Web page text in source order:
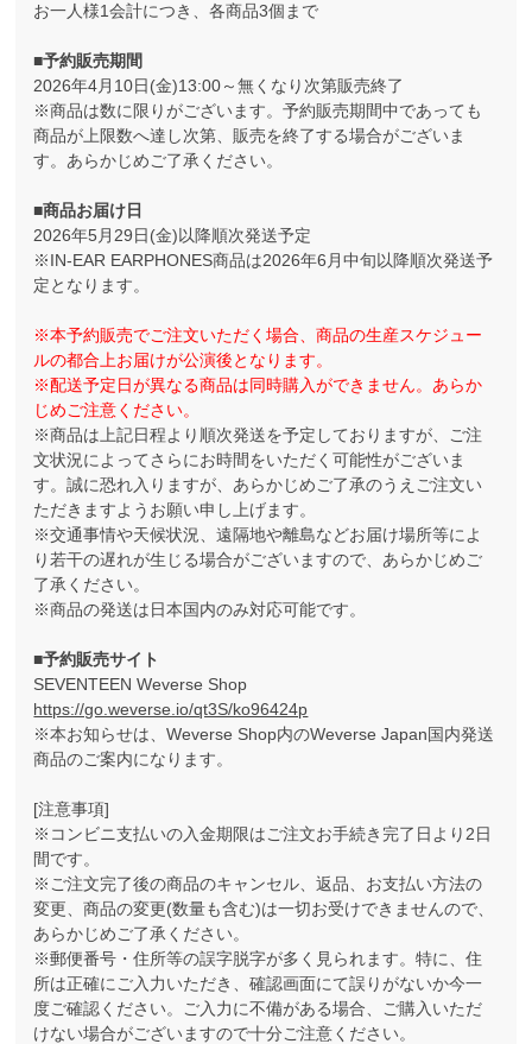
お一人様1会計につき、各商品3個まで
■予約販売期間
2026年4月10日(金)13:00～無くなり次第販売終了
※商品は数に限りがございます。予約販売期間中であっても
商品が上限数へ達し次第、販売を終了する場合がございま
す。あらかじめご了承ください。
■商品お届け日
2026年5月29日(金)以降順次発送予定
※IN-EAR EARPHONES商品は2026年6月中旬以降順次発送予
定となります。
※本予約販売でご注文いただく場合、商品の生産スケジュー
ルの都合上お届けが公演後となります。
※配送予定日が異なる商品は同時購入ができません。あらか
じめご注意ください。
※商品は上記日程より順次発送を予定しておりますが、ご注
文状況によってさらにお時間をいただく可能性がございま
す。誠に恐れ入りますが、あらかじめご了承のうえご注文い
ただきますようお願い申し上げます。
※交通事情や天候状況、遠隔地や離島などお届け場所等によ
り若干の遅れが生じる場合がございますので、あらかじめご
了承ください。
※商品の発送は日本国内のみ対応可能です。
■予約販売サイト
SEVENTEEN Weverse Shop
https://go.weverse.io/qt3S/ko96424p
※本お知らせは、Weverse Shop内のWeverse Japan国内発送
商品のご案内になります。
[注意事項]
※コンビニ支払いの入金期限はご注文お手続き完了日より2日
間です。
※ご注文完了後の商品のキャンセル、返品、お支払い方法の
変更、商品の変更(数量も含む)は一切お受けできませんので、
あらかじめご了承ください。
※郵便番号・住所等の誤字脱字が多く見られます。特に、住
所は正確にご入力いただき、確認画面にて誤りがないか今一
度ご確認ください。ご入力に不備がある場合、ご購入いただ
けない場合がございますので十分ご注意ください。